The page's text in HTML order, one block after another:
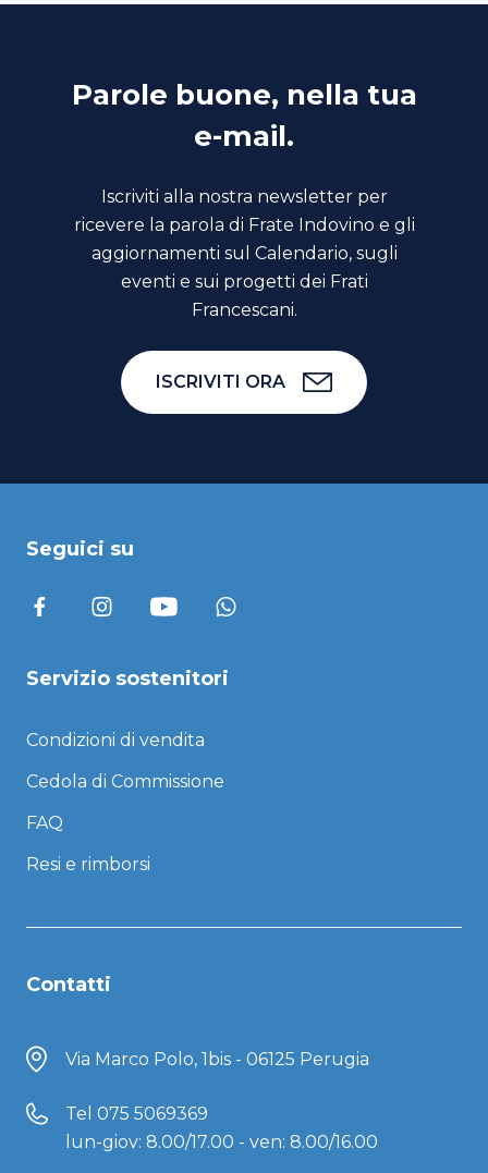
Parole buone, nella tua
e-mail.
Iscriviti alla nostra newsletter per
ricevere la parola di Frate Indovino e gli
aggiornamenti sul Calendario, sugli
eventi e sui progetti dei Frati
Francescani.
ISCRIVITI ORA
Seguici su
Servizio sostenitori
Condizioni di vendita
Cedola di Commissione
FAQ
Resi e rimborsi
Contatti
Via Marco Polo, 1bis - 06125 Perugia
Tel 075 5069369
lun-giov: 8.00/17.00 - ven: 8.00/16.00